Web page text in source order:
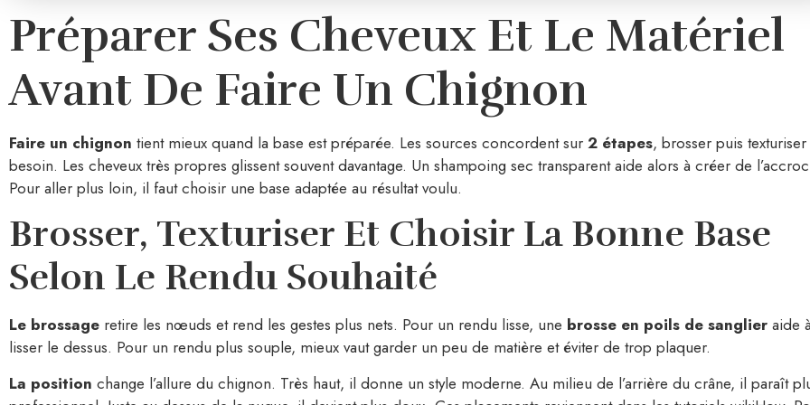
Préparer Ses Cheveux Et Le Matériel
Avant De Faire Un Chignon
Faire un chignon tient mieux quand la base est préparée. Les sources concordent sur 2 étapes, brosser puis texturiser
besoin. Les cheveux très propres glissent souvent davantage. Un shampoing sec transparent aide alors à créer de
Pour aller plus loin, il faut choisir une base adaptée au résultat voulu.
Brosser, Texturiser Et Choisir La Bonne Base
Selon Le Rendu Souhaité
Le brossage retire les nœuds et rend les gestes plus nets. Pour un rendu lisse, une brosse en poils de sanglier aide à
lisser le dessus. Pour un rendu plus souple, mieux vaut garder un peu de matière et éviter de trop plaquer.
La position change l’allure du chignon. Très haut, il donne un style moderne. Au milieu de l’arrière du crâne, il paraît